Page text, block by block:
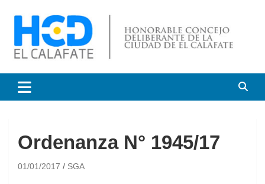
Honorable Concejo
Deliberante de El Calafate
Ordenanza N° 1945/17
01/01/2017 SGA